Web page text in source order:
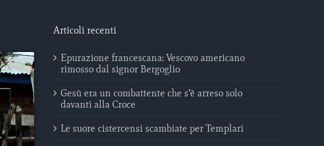
Articoli recenti
Epurazione francescana: Vescovo americano
rimosso dal signor Bergoglio
Gesù era un combattente che s’è arreso solo
davanti alla Croce
Le suore cistercensi scambiate per Templari